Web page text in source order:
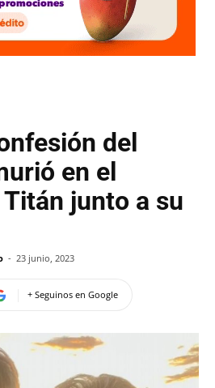
del
en el
junto a su
- 23 junio, 2023
+ Seguinos en Google